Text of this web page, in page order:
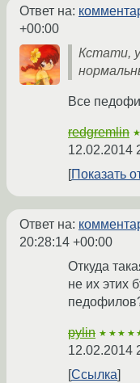
Ответ на:
+00:00
Кстати,
Все
redgremlin
12.02.2014
Показать
Ответ на:
20:28:14 +00:00
Откуда
не их этих
pylin
12.02.2014
Ссылка